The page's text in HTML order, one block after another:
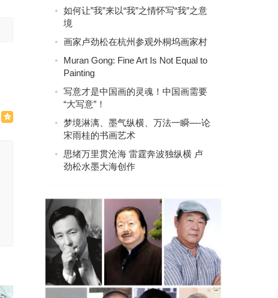
如何让”我”来以“我”之情怀写“我”之意
境
画家卢劲松在杭州参观外桐坞画家村
Muran Gong: Fine Art Is Not Equal to
Painting
写意才是中国画的灵魂！中国画需要
“大写意”！
梦境淋漓、墨气纵横、万法一瞬—-论
宋雨桂的书画艺术
思绪万里贯沧海 雷霆奔波独纵横 卢
劲松水墨大海创作